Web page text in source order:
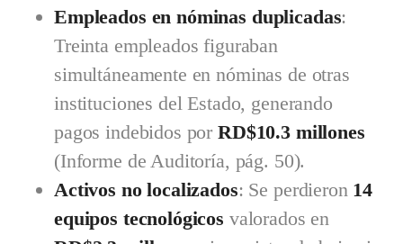
Empleados en nóminas duplicadas:
Treinta empleados figuraban
simultáneamente en nóminas de otras
instituciones del Estado, generando
pagos indebidos porRD$10.3 millones
(Informe de Auditoría, pág. 50).
Activos no localizados: Se perdieron 14
equipos tecnológicos valorados en